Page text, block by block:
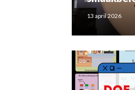
13 april 2026